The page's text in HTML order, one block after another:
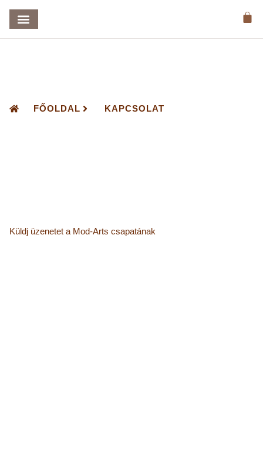
FŐOLDAL KAPCSOLAT
Küldj üzenetet a Mod-Arts csapatának